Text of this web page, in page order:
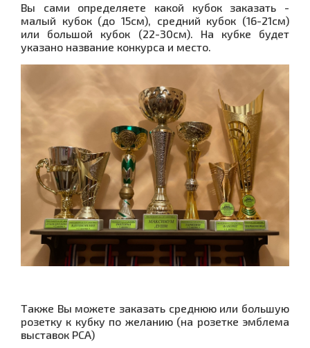
Вы сами определяете какой кубок заказать -
малый кубок (до 15см), средний кубок (16-21см)
или большой кубок (22-30см). На кубке будет
указано название конкурса и место.
Также Вы можете заказать среднюю или большую
розетку к кубку по желанию (на розетке эмблема
выставок PCA)